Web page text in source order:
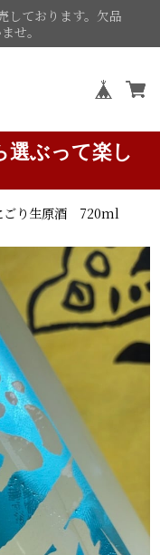
しております。欠品
せ。
選ぶって楽し
り生原酒 720ml